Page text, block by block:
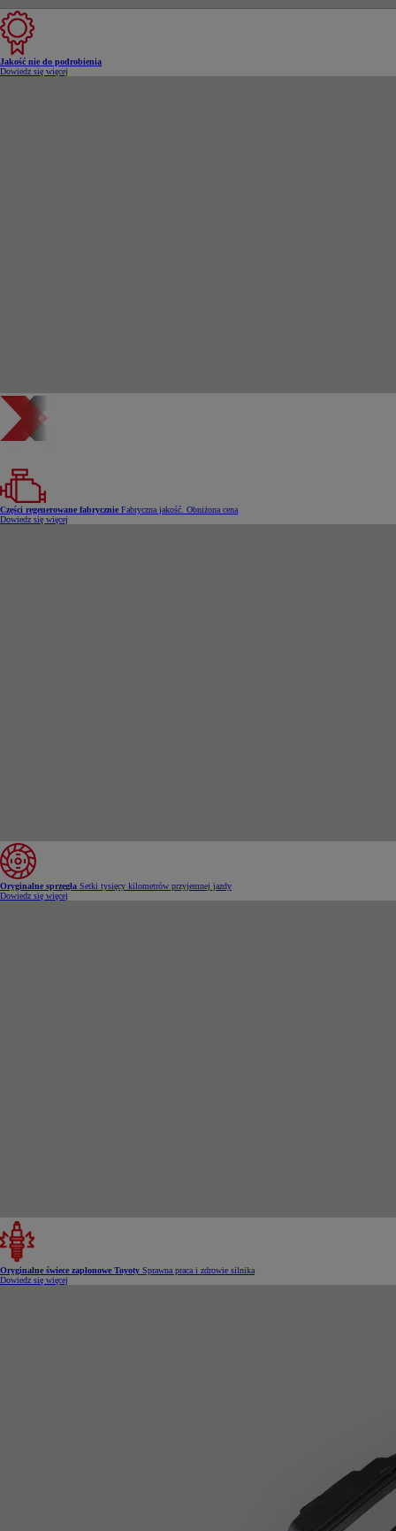
Jakość nie do podrobienia
Dowiedz się więcej
Części regenerowane fabrycznie Fabryczna jakość. Obniżona cena
Dowiedz się więcej
Oryginalne sprzęgła Setki tysięcy kilometrów przyjemnej jazdy
Dowiedz się więcej
Oryginalne świece zapłonowe Toyoty Sprawna praca i zdrowie silnika
Dowiedz się więcej